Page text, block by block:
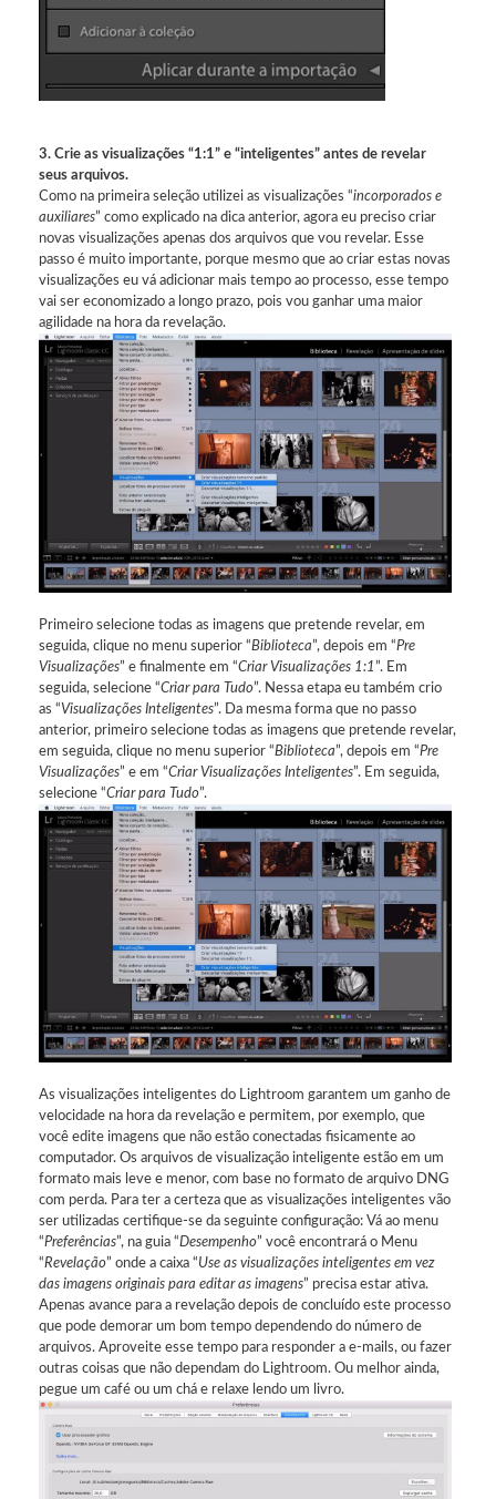
3. Crie as visualizações “1:1” e “inteligentes” antes de revelar
seus arquivos.
Como na primeira seleção utilizei as visualizações “incorporados e
auxiliares” como explicado na dica anterior, agora eu preciso criar
novas visualizações apenas dos arquivos que vou revelar. Esse
passo é muito importante, porque mesmo que ao criar estas novas
visualizações eu vá adicionar mais tempo ao processo, esse tempo
vai ser economizado a longo prazo, pois vou ganhar uma maior
agilidade na hora da revelação.
Primeiro selecione todas as imagens que pretende revelar, em
seguida, clique no menu superior “Biblioteca”, depois em “Pre
Visualizações” e finalmente em “Criar Visualizações 1:1 ”. Em
seguida, selecione “Criar para Tudo”. Nessa etapa eu também crio
as “Visualizações Inteligentes”. Da mesma forma que no passo
anterior, primeiro selecione todas as imagens que pretende revelar,
em seguida, clique no menu superior “Biblioteca”, depois em “Pre
Visualizações” e em “Criar Visualizações Inteligentes”. Em seguida,
selecione “Criar para Tudo”.
As visualizações inteligentes do Lightroom garantem um ganho de
velocidade na hora da revelação e permitem, por exemplo, que
você edite imagens que não estão conectadas fisicamente ao
computador. Os arquivos de visualização inteligente estão em um
formato mais leve e menor, com base no formato de arquivo DNG
com perda. Para ter a certeza que as visualizações inteligentes vão
ser utilizadas certifique-se da seguinte configuração: Vá ao menu
“Preferências”, na guia “Desempenho” você encontrará o Menu
“Revelação” onde a caixa “Use as visualizações inteligentes em vez
das imagens originais para editar as imagens” precisa estar ativa.
Apenas avance para a revelação depois de concluído este processo
que pode demorar um bom tempo dependendo do número de
arquivos. Aproveite esse tempo para responder a e-mails, ou fazer
outras coisas que não dependam do Lightroom. Ou melhor ainda,
pegue um café ou um chá e relaxe lendo um livro.